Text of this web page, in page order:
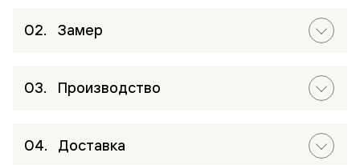
Замер
Производство
Доставка